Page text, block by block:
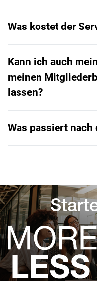
Was kostet der
Kann ich auch
meinen
lassen?
Was passiert nach